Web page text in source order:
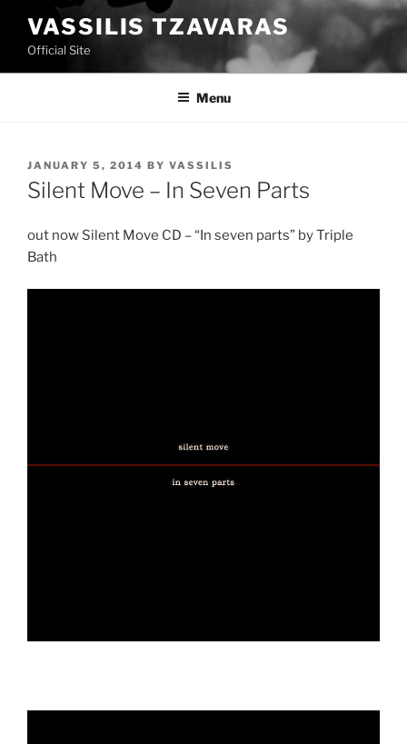
content
VASSILIS TZAVARAS
Official Site
Menu
POSTED
ON
JANUARY 5, 2014 BY VASSILIS
Silent Move – In Seven Parts
out now Silent Move CD – “In seven parts” by Triple
Bath